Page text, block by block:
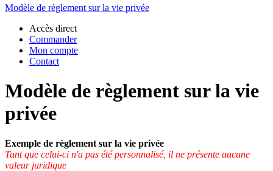
Modèle de règlement sur la vie privée
Accès direct
Commander
Mon compte
Contact
Modèle de règlement sur la vie
privée
Exemple de règlement sur la vie privée
Tant que celui-ci n'a pas été personnalisé, il ne présente aucune
valeur juridique